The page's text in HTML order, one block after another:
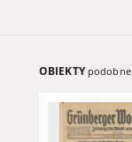
OBIEKTY podobne